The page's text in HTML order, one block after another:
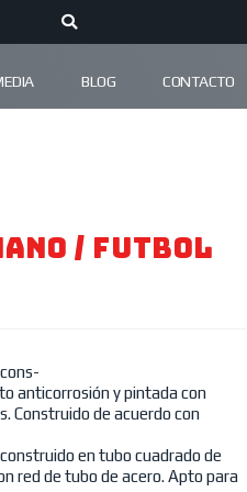
BLOG CONTACTO
/ FUTBOL
anticorrosión y pintada con
Construido de acuerdo con
en tubo cuadrado de
red de tubo de acero. Apto para